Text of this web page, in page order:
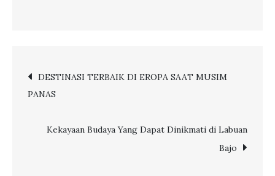
Momen
Buka
Bersama
Post
DESTINASI TERBAIK DI EROPA SAAT MUSIM
PANAS
Kekayaan Budaya Yang Dapat Dinikmati di Labuan
Bajo